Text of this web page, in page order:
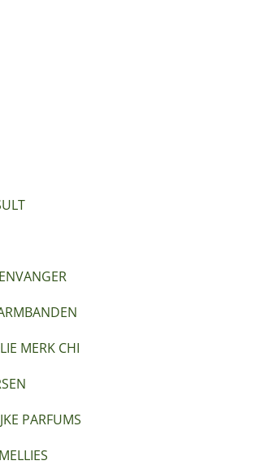
MERK CHI
PARFUMS